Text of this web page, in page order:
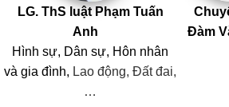
LG. ThS luật Phạm Tuấn
Anh
Hình sự, Dân sự, Hôn nhân
và gia đình, Lao động, Đất đai,
…
Đàm